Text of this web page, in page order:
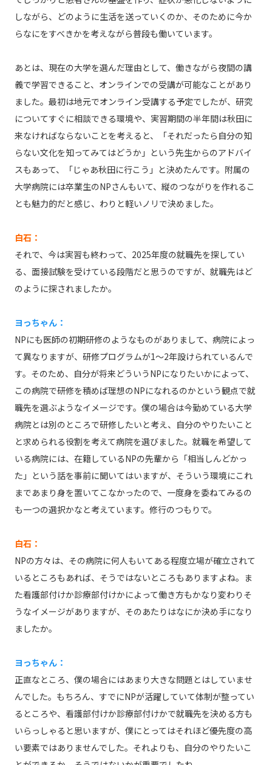
しながら、どのように生活を送っていくのか、そのために今か
らなにをすべきかを考えながら普段も働いています。
あとは、現在の大学を選んだ理由として、働きながら夜間の講
義で学習できること、オンラインでの受講が可能なことがあり
ました。最初は地元でオンライン受講する予定でしたが、研究
についてすぐに相談できる環境や、実習期間の半年間は秋田に
来なければならないことを考えると、「それだったら自分の知
らない文化を知ってみてはどうか」という先生からのアドバイ
スもあって、「じゃあ秋田に行こう」と決めたんです。附属の
大学病院には卒業生のNPさんもいて、縦のつながりを作れるこ
とも魅力的だと感じ、わりと軽いノリで決めました。
白石：
それで、今は実習も終わって、2025年度の就職先を探してい
る、面接試験を受けている段階だと思うのですが、就職先はど
のように探されましたか。
ヨっちゃん：
NPにも医師の初期研修のようなものがありまして、病院によっ
て異なりますが、研修プログラムが1～2年設けられているんで
す。そのため、自分が将来どういうNPになりたいかによって、
この病院で研修を積めば理想のNPになれるのかという観点で就
職先を選ぶようなイメージです。僕の場合は今勤めている大学
病院とは別のところで研修したいと考え、自分のやりたいこと
と求められる役割を考えて病院を選びました。就職を希望して
いる病院には、在籍しているNPの先輩から「相当しんどかっ
た」という話を事前に聞いてはいますが、そういう環境にこれ
まであまり身を置いてこなかったので、一度身を委ねてみるの
も一つの選択かなと考えています。修行のつもりで。
白石：
NPの方々は、その病院に何人もいてある程度立場が確立されて
いるところもあれば、そうではないところもありますよね。ま
た看護部付けか診療部付けかによって働き方もかなり変わりそ
うなイメージがありますが、そのあたりはなにか決め手になり
ましたか。
ヨっちゃん：
正直なところ、僕の場合にはあまり大きな問題とはしていませ
んでした。もちろん、すでにNPが活躍していて体制が整ってい
るところや、看護部付けか診療部付けかで就職先を決める方も
いらっしゃると思いますが、僕にとってはそれほど優先度の高
い要素ではありませんでした。それよりも、自分のやりたいこ